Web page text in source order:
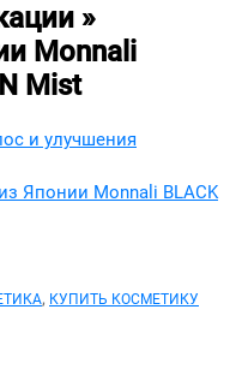
»
Monnali
Mist
и улучшения
Японии Monnali BLACK
, КУПИТЬ КОСМЕТИКУ